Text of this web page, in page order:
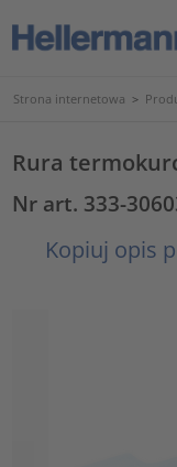
Strona internetowa >
Rura
Nr art. 333-
Kopiuj opis